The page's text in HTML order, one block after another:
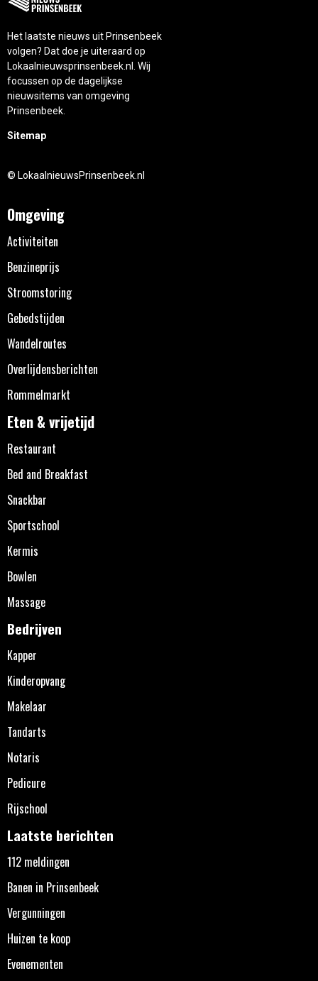
Het laatste nieuws uit Prinsenbeek
volgen? Dat doe je uiteraard op
Lokaalnieuwsprinsenbeek.nl. Wij
focussen op de dagelijkse
nieuwsitems van omgeving
Prinsenbeek.
Sitemap
© LokaalnieuwsPrinsenbeek.nl
Omgeving
Activiteiten
Benzineprijs
Stroomstoring
Gebedstijden
Wandelroutes
Overlijdensberichten
Rommelmarkt
Eten & vrijetijd
Restaurant
Bed and Breakfast
Snackbar
Sportschool
Kermis
Bowlen
Massage
Bedrijven
Kapper
Kinderopvang
Makelaar
Tandarts
Notaris
Pedicure
Rijschool
Laatste berichten
112 meldingen
Banen in Prinsenbeek
Vergunningen
Huizen te koop
Evenementen